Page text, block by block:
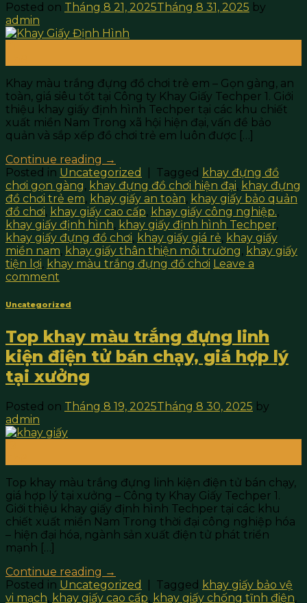
Posted on Tháng 8 21, 2025Tháng 8 31, 2025 by
admin
Khay màu trắng đựng đồ chơi trẻ em – Gọn gàng, an
toàn, giá siêu tốt tại Công ty Khay Giấy Techper 1. Giới
thiệu khay giấy định hình Techper tại các khu chiết
xuất miền Nam Trong xã hội hiện đại, vấn đề bảo
quản và sắp xếp đồ chơi trẻ em luôn được […]
Continue reading →
Posted in Uncategorized Tagged khay đựng đồ
chơi gọn gàng, khay đựng đồ chơi hiện đại, khay đựng
đồ chơi trẻ em, khay giấy an toàn, khay giấy bảo quản
đồ chơi, khay giấy cao cấp, khay giấy công nghiệp.,
khay giấy định hình, khay giấy định hình Techper,
khay giấy đựng đồ chơi, khay giấy giá rẻ, khay giấy
miền nam, khay giấy thân thiện môi trường, khay giấy
tiện lợi, khay màu trắng đựng đồ chơi Leave a
comment
Uncategorized
Top khay màu trắng đựng linh
kiện điện tử bán chạy, giá hợp lý
tại xưởng
Posted on Tháng 8 19, 2025Tháng 8 30, 2025 by
admin
Top khay màu trắng đựng linh kiện điện tử bán chạy,
giá hợp lý tại xưởng – Công ty Khay Giấy Techper 1.
Giới thiệu khay giấy định hình Techper tại các khu
chiết xuất miền Nam Trong thời đại công nghiệp hóa
– hiện đại hóa, ngành sản xuất điện tử phát triển
mạnh […]
Continue reading →
Posted in Uncategorized Tagged khay giấy bảo vệ
vi mạch, khay giấy cao cấp, khay giấy chống tĩnh điện,